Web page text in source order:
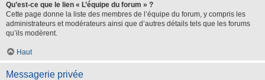
Qu’est-ce que le lien « L’équipe du forum » ?
Cette page donne la liste des membres de l’équipe du forum, y compris les
administrateurs et modérateurs ainsi que d’autres détails tels que les forums
qu’ils modèrent.
Haut
Messagerie privée